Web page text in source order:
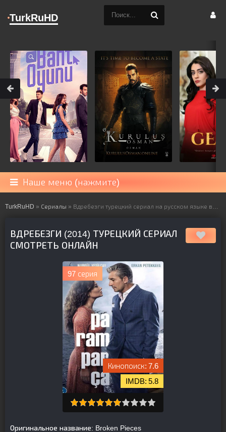
Наше меню (нажмите)
TurkRuHD » Сериалы » Вдребезги турецкий сериал на русском языке все серии смотреть онлайн бесплатно подряд
ВДРЕБЕЗГИ (2014) ТУРЕЦКИЙ СЕРИАЛ
СМОТРЕТЬ ОНЛАЙН
97 серия
7.6
5.8
Оригинальное название: Broken Pieces
TurkRuHD